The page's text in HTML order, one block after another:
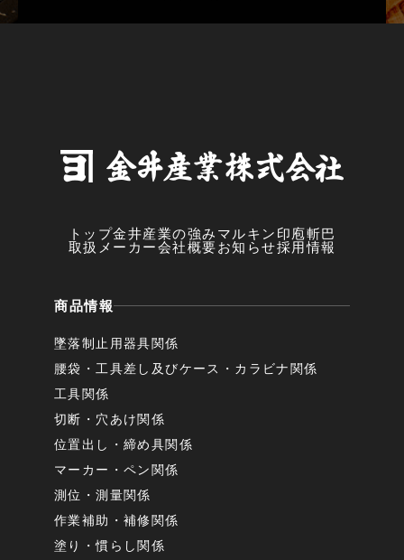
トップ金井産業の強み マルキン印 庖斬巴
取扱メーカー会社概要お知らせ採用情報
商品情報
墜落制止用器具関係
腰袋・工具差し及びケース・カラビナ関係
工具関係
切断・穴あけ関係
位置出し・締め具関係
マーカー・ペン関係
測位・測量関係
作業補助・補修関係
塗り・慣らし関係